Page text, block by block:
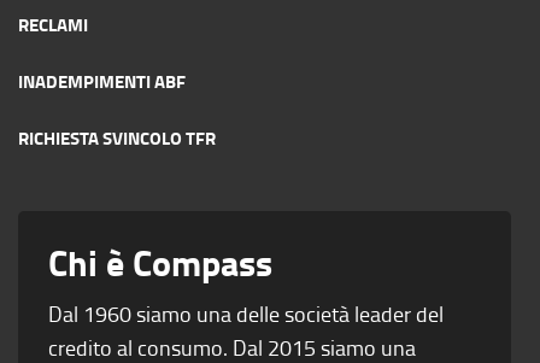
RECLAMI
INADEMPIMENTI ABF
RICHIESTA SVINCOLO TFR
Chi è Compass
Dal 1960 siamo una delle società leader del
credito al consumo. Dal 2015 siamo una